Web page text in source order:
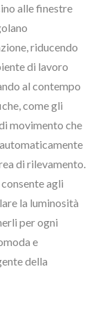
alle finestre
riducendo
di lavoro
al contempo
come gli
movimento che
di rilevamento.
agli
la luminosità
per ogni
e
della